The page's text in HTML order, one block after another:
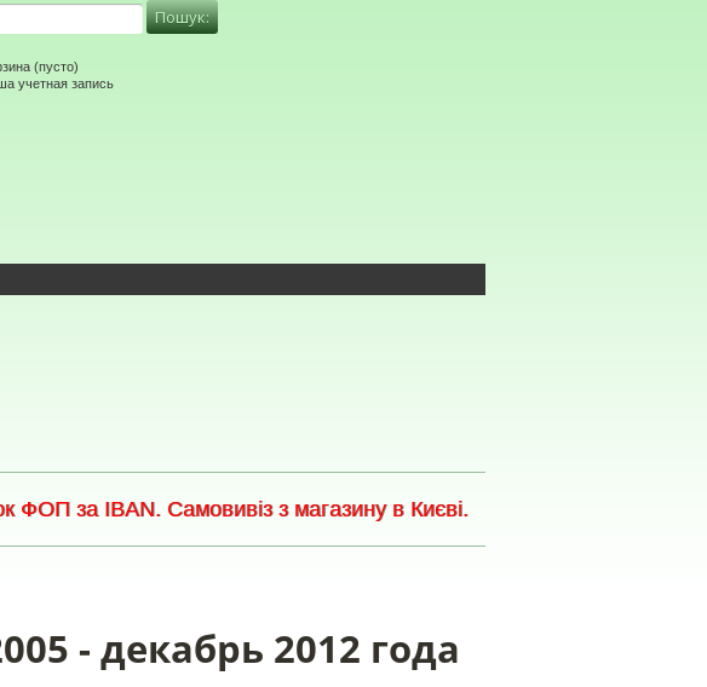
(пусто)
учетная запись
ФОП за IBAN. Самовивіз з магазину в Києві.
- декабрь 2012 года